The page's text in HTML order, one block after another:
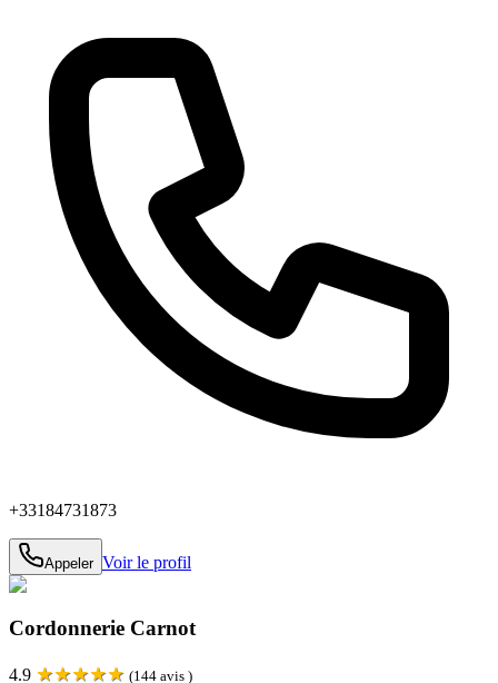
+33184731873
Appeler Voir le profil
Cordonnerie Carnot
4.9 ★★★★★ (144 avis )